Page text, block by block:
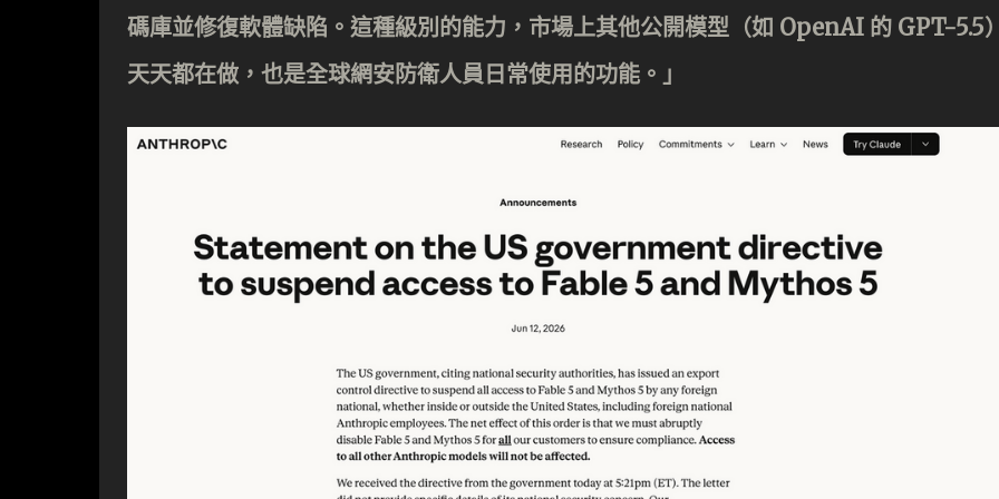
碼庫並修復軟體缺陷。這種級別的能力，市場上其他公開模型（如 OpenAI 的 GPT-5.5
天天都在做，也是全球網安防衛人員日常使用的功能。」